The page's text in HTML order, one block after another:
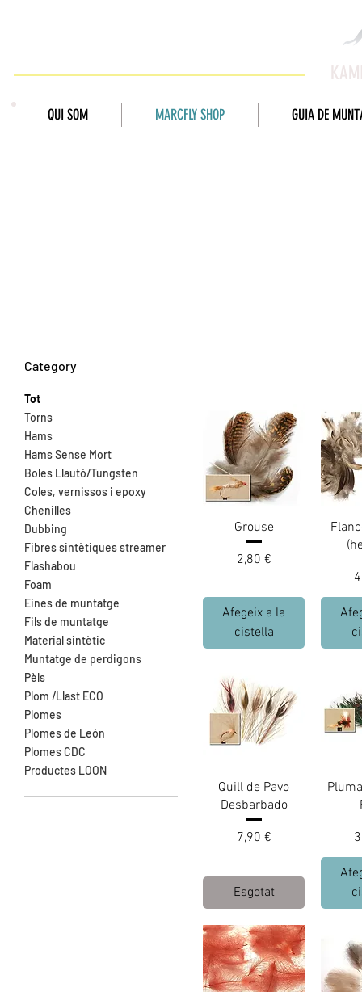
QUI SOM MARCFLY SHOP GUIA DE
Category
Tot
Torns
Hams
Hams Sense Mort
Boles Llautó/Tungsten
Coles, vernissos i epoxy
Chenilles
Dubbing
Fibres sintètiques streamer
Flashabou
Foam
Eines de muntatge
Fils de muntatge
Material sintètic
Muntatge de perdigons
Pèls
Plom /Llast ECO
Plomes
Plomes de León
Plomes CDC
Productes LOON
Grouse
Preu
2,80 €
Afegeix a la
cistella
Quill de Pavo
Desbarbado
Preu
7,90 €
Esgotat